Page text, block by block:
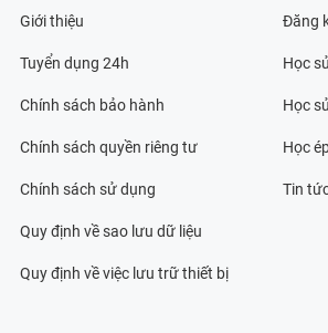
Giới thiệu
Tuyển dụng 24h
Chính sách bảo hành
Chính sách quyền riêng tư
Chính sách sử dụng
Quy định về sao lưu dữ liệu
Quy định về việc lưu trữ thiết bị
Đăng
Học
Học
Học
Tin